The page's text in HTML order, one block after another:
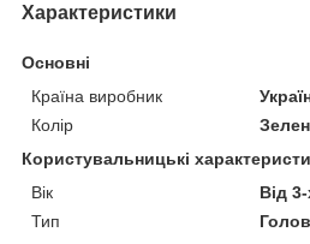
Характеристики
Основні
Країна виробник
Колір
Користувальницькі
Вік
Від
Тип